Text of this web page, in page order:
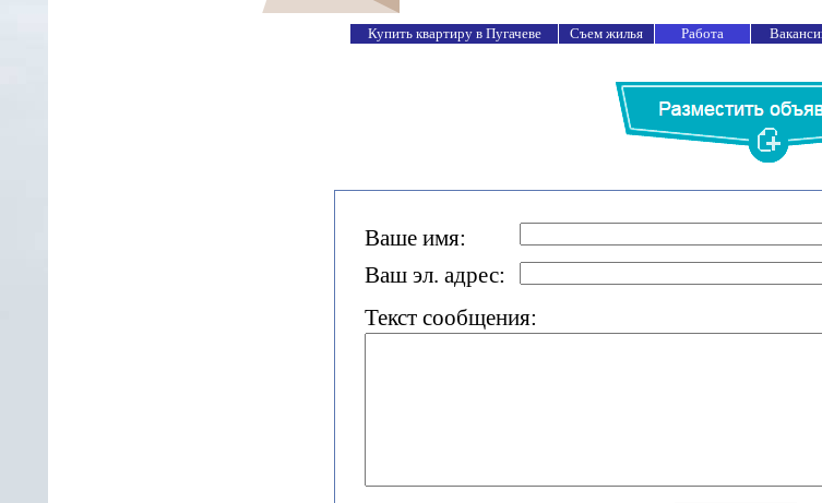
Купить квартиру в Пугачеве Съем жилья Работа
Ваше имя:
Ваш эл. адрес:
Текст сообщения: